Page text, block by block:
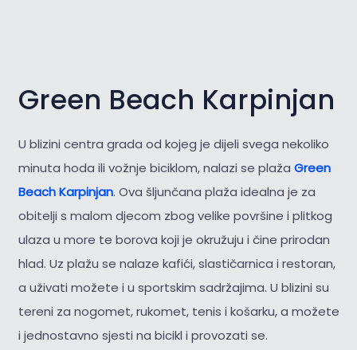
Green Beach Karpinjan
U blizini centra grada od kojeg je dijeli svega nekoliko
minuta hoda ili vožnje biciklom, nalazi se plaža Green
Beach Karpinjan. Ova šljunčana plaža idealna je za
obitelji s malom djecom zbog velike površine i plitkog
ulaza u more te borova koji je okružuju i čine prirodan
hlad. Uz plažu se nalaze kafići, slastičarnica i restoran,
a uživati možete i u sportskim sadržajima. U blizini su
tereni za nogomet, rukomet, tenis i košarku, a možete
i jednostavno sjesti na bicikl i provozati se.